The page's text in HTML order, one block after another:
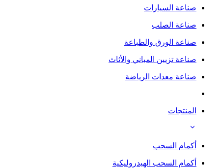
صناعة السيارات
صناعة الصلب
صناعة الورق والطباعة
صناعة تزيين المباني والأثاث
صناعة معدات الرياضة
المنتجات
أكمام السحب
أكمام السحب الهيدروليكية